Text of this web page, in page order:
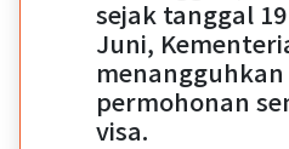
sejak tanggal
Juni,
permohonan
visa.